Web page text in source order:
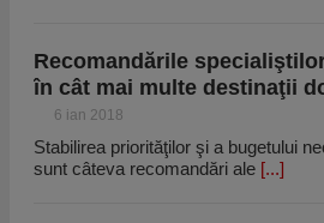
Recomandările
în cât mai multe destinaţii
6 ian 2018
Stabilirea priorităţilor şi a bugetului
sunt câteva recomandări ale [...]